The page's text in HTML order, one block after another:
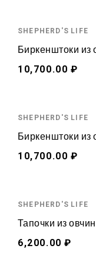
SHEPHERD'S LIFE
Биркенштоки
10,700.00 ₽
SHEPHERD'S LIFE
Биркенштоки из
10,700.00 ₽
SHEPHERD'S LIFE
Тапочки из
6,200.00 ₽